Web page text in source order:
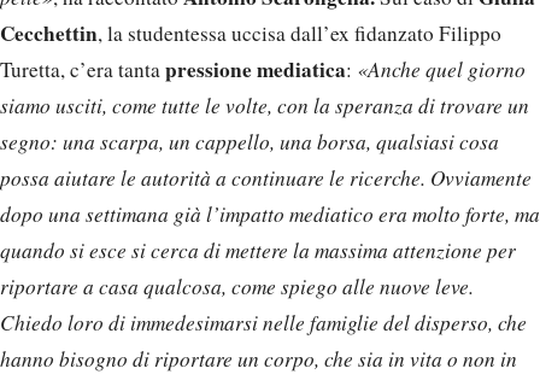
Cecchettin, la studentessa uccisa dall’ex fidanzato Filippo
Turetta, c’era tantapressione mediatica: «Anche quel giorno
siamo usciti, come tutte le volte, con la speranza di trovare un
segno: una scarpa, un cappello, una borsa, qualsiasi cosa
possa aiutare le autorità a continuare le ricerche. Ovviamente
dopo una settimana già l’impatto mediatico era molto forte, ma
quando si esce si cerca di mettere la massima attenzione per
riportare a casa qualcosa, come spiego alle nuove leve.
Chiedo loro di immedesimarsi nelle famiglie del disperso, che
hanno bisogno di riportare un corpo, che sia in vita o non in